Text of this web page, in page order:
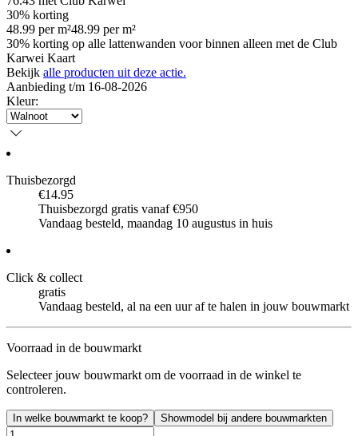
30% korting
48.99 per m²48.99 per m²
30% korting op alle lattenwanden voor binnen alleen met de Club
Karwei Kaart
Bekijk alle producten uit deze actie.
Aanbieding t/m 16-08-2026
Kleur:
Thuisbezorgd
€14.95
Thuisbezorgd gratis vanaf €950
Vandaag besteld, maandag 10 augustus in huis
Click & collect
gratis
Vandaag besteld, al na een uur af te halen in jouw bouwmarkt
Voorraad in de bouwmarkt
Selecteer jouw bouwmarkt om de voorraad in de winkel te
controleren.
In welke bouwmarkt te koop? Showmodel bij andere bouwmarkten